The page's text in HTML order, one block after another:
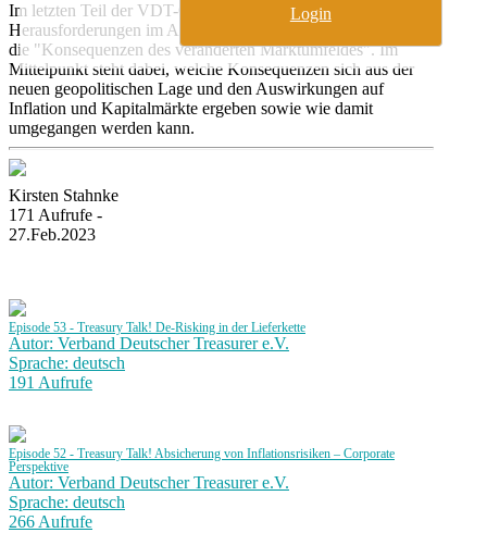
Login
Im letzten Teil der VDT-Online-Event-Reihe "Aktuelle
Herausforderungen im Asset Management" betrachten wir
die "Konsequenzen des veränderten Marktumfeldes". Im
Mittelpunkt steht dabei, welche Konsequenzen sich aus der
neuen geopolitischen Lage und den Auswirkungen auf
Inflation und Kapitalmärkte ergeben sowie wie damit
umgegangen werden kann.
Kirsten Stahnke
171 Aufrufe -
27.Feb.2023
Episode 53 - Treasury Talk! De-Risking in der Lieferkette
Autor: Verband Deutscher Treasurer e.V.
Sprache: deutsch
191 Aufrufe
Episode 52 - Treasury Talk! Absicherung von Inflationsrisiken – Corporate
Perspektive
Autor: Verband Deutscher Treasurer e.V.
Sprache: deutsch
266 Aufrufe